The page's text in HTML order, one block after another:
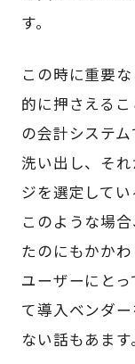
す。
この時に重要
的に押さえる
の会計システ
洗い出し、そ
ジを選定してい
このような場
たのにもかか
ユーザーにと
て導入ベンダ
ない話もあます。